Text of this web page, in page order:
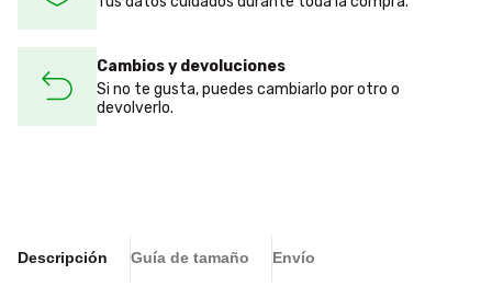
Cambios y devoluciones
Si no te gusta, puedes cambiarlo por otro o
devolverlo.
Descripción Guía de tamaño Envío